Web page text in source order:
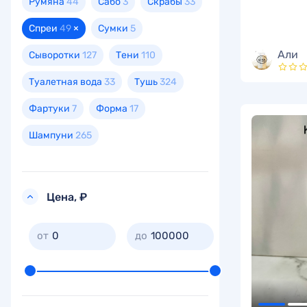
Спреи 49 × Сумки 5
Сыворотки 127 Тени 110
Туалетная вода 33 Тушь 324
Фартуки 7 Форма 17
Шампуни 265
Цена, ₽
0 100000
Али